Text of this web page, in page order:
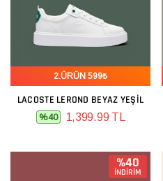
2.ÜRÜN 599₺
LACOSTE LEROND BEYAZ YEŞIL
%40 1,399.99 TL
%40
İNDİRİM